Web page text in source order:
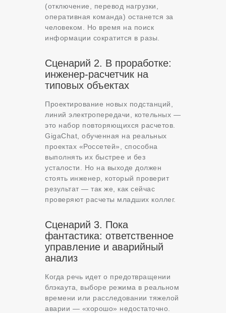
(отключение, перевод нагрузки,
оперативная команда) останется за
человеком. Но время на поиск
информации сократится в разы.
Сценарий 2. В проработке:
инженер-расчетчик на
типовых объектах
Проектирование новых подстанций,
линий электропередачи, котельных —
это набор повторяющихся расчетов.
GigaChat, обученная на реальных
проектах «Россетей», способна
выполнять их быстрее и без
усталости. Но на выходе должен
стоять инженер, который проверит
результат — так же, как сейчас
проверяют расчеты младших коллег.
Сценарий 3. Пока
фантастика: ответственное
управление и аварийный
анализ
Когда речь идет о предотвращении
блэкаута, выборе режима в реальном
времени или расследовании тяжелой
аварии — «хорошо» недостаточно.